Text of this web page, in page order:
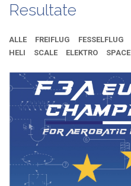
Resultate
ALLE FREIFLUG FESSELFLUG
HELI
SCALE ELEKTRO SPACE